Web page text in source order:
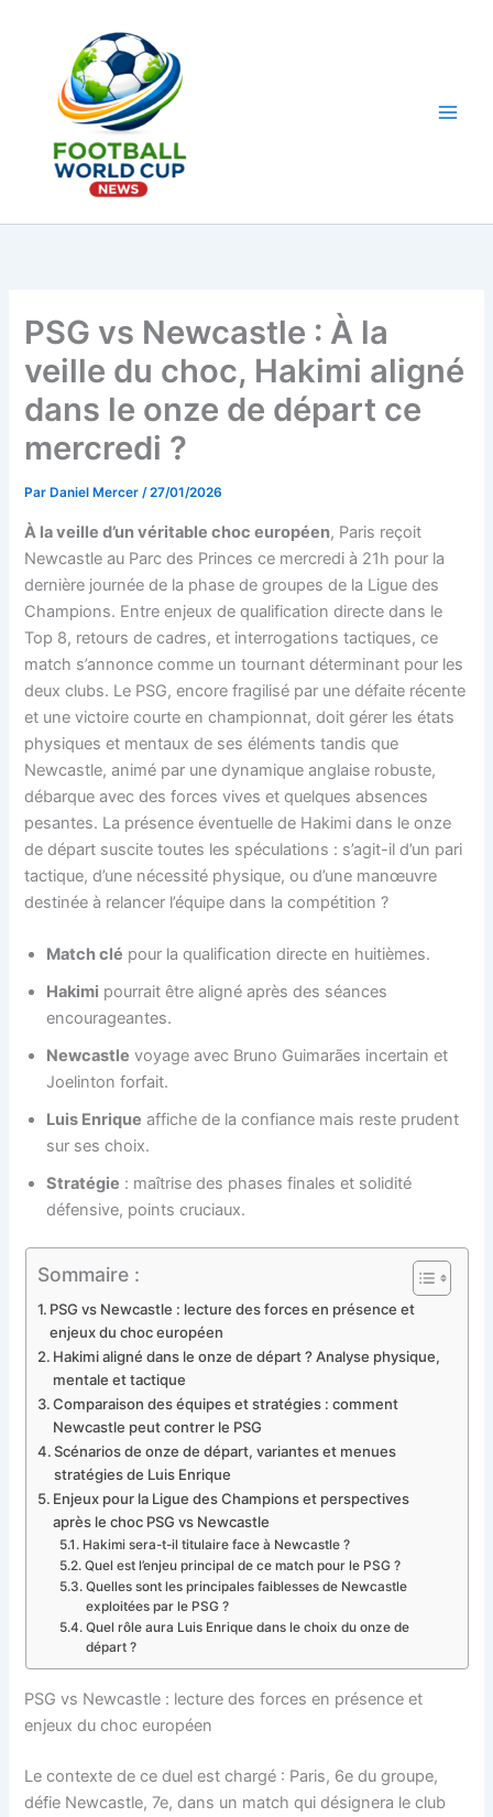
PSG vs Newcastle : À la
veille du choc, Hakimi aligné
dans le onze de départ ce
mercredi ?
Par Daniel Mercer/27/01/2026
À la veille d’un véritable choc européen, Paris reçoit
Newcastle au Parc des Princes ce mercredi à 21h pour la
dernière journée de la phase de groupes de la Ligue des
Champions. Entre enjeux de qualification directe dans le
Top 8, retours de cadres, et interrogations tactiques, ce
match s’annonce comme un tournant déterminant pour les
deux clubs. Le PSG, encore fragilisé par une défaite récente
et une victoire courte en championnat, doit gérer les états
physiques et mentaux de ses éléments tandis que
Newcastle, animé par une dynamique anglaise robuste,
débarque avec des forces vives et quelques absences
pesantes. La présence éventuelle de Hakimi dans le onze
de départ suscite toutes les spéculations : s’agit-il d’un pari
tactique, d’une nécessité physique, ou d’une manœuvre
destinée à relancer l’équipe dans la compétition ?
Match clé pour la qualification directe en huitièmes.
Hakimi pourrait être aligné après des séances
encourageantes.
Newcastle voyage avec Bruno Guimarães incertain et
Joelinton forfait.
Luis Enrique affiche de la confiance mais reste prudent
sur ses choix.
Stratégie : maîtrise des phases finales et solidité
défensive, points cruciaux.
Sommaire :
PSG vs Newcastle : lecture des forces en présence et
enjeux du choc européen
Hakimi aligné dans le onze de départ ? Analyse physique,
mentale et tactique
Comparaison des équipes et stratégies : comment
Newcastle peut contrer le PSG
Scénarios de onze de départ, variantes et menues
stratégies de Luis Enrique
Enjeux pour la Ligue des Champions et perspectives
après le choc PSG vs Newcastle
Hakimi sera-t-il titulaire face à Newcastle ?
Quel est l’enjeu principal de ce match pour le PSG ?
Quelles sont les principales faiblesses de Newcastle
exploitées par le PSG ?
Quel rôle aura Luis Enrique dans le choix du onze de
départ ?
PSG vs Newcastle : lecture des forces en présence et
enjeux du choc européen
Le contexte de ce duel est chargé : Paris, 6e du groupe,
défie Newcastle, 7e, dans un match qui désignera le club